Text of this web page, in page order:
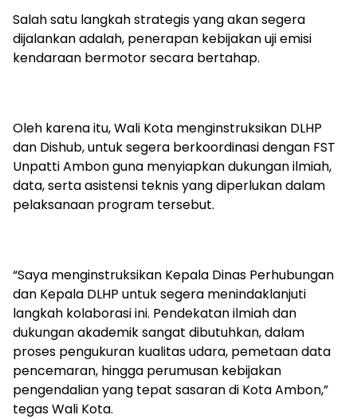
Salah satu langkah strategis yang akan segera
dijalankan adalah, penerapan kebijakan uji emisi
kendaraan bermotor secara bertahap.
Oleh karena itu, Wali Kota menginstruksikan DLHP
dan Dishub, untuk segera berkoordinasi dengan FST
Unpatti Ambon guna menyiapkan dukungan ilmiah,
data, serta asistensi teknis yang diperlukan dalam
pelaksanaan program tersebut.
“Saya menginstruksikan Kepala Dinas Perhubungan
dan Kepala DLHP untuk segera menindaklanjuti
langkah kolaborasi ini. Pendekatan ilmiah dan
dukungan akademik sangat dibutuhkan, dalam
proses pengukuran kualitas udara, pemetaan data
pencemaran, hingga perumusan kebijakan
pengendalian yang tepat sasaran di Kota Ambon,”
tegas Wali Kota.